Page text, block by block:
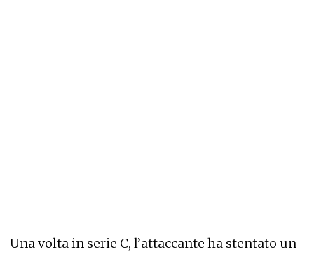
Una volta in serie C, l’attaccante ha stentato un